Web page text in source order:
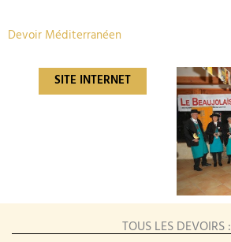
Devoir Méditerranéen
SITE INTERNET
TOUS LES DEVOIRS :